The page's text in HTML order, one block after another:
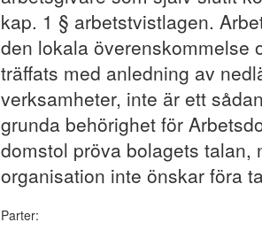
kap. 1 § arbetstvistlagen.
den lokala överenskommelse
träffats med anledning av
verksamheter, inte är ett
grunda behörighet för
domstol pröva bolagets talan,
organisation inte önskar föra
Parter: